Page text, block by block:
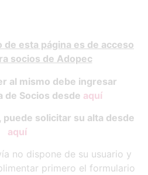
esta página es de acceso
socios de Adopec
al mismo debe ingresar
de Socios desde aquí
puede solicitar su alta desde
aquí
no dispone de su usuario y
primero el formulario